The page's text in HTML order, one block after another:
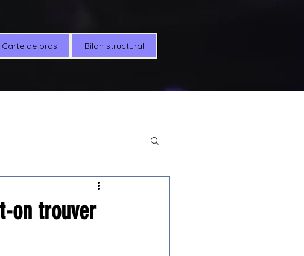
Carte de pros Bilan structural
on trouver